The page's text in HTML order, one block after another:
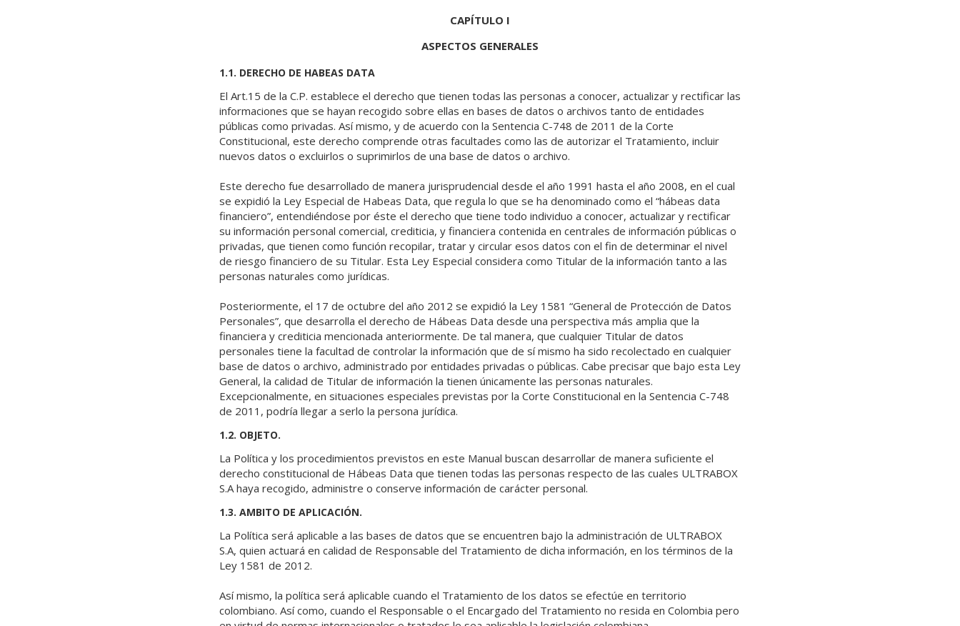
CAPÍTULO I
ASPECTOS GENERALES
1.1. DERECHO DE HABEAS DATA
El Art.15 de la C.P. establece el derecho que tienen todas las personas a conocer, actualizar y rectificar las
informaciones que se hayan recogido sobre ellas en bases de datos o archivos tanto de entidades
públicas como privadas. Así mismo, y de acuerdo con la Sentencia C-748 de 2011 de la Corte
Constitucional, este derecho comprende otras facultades como las de autorizar el Tratamiento, incluir
nuevos datos o excluirlos o suprimirlos de una base de datos o archivo.
Este derecho fue desarrollado de manera jurisprudencial desde el año 1991 hasta el año 2008, en el cual
se expidió la Ley Especial de Habeas Data, que regula lo que se ha denominado como el “hábeas data
financiero”, entendiéndose por éste el derecho que tiene todo individuo a conocer, actualizar y rectificar
su información personal comercial, crediticia, y financiera contenida en centrales de información públicas o
privadas, que tienen como función recopilar, tratar y circular esos datos con el fin de determinar el nivel
de riesgo financiero de su Titular. Esta Ley Especial considera como Titular de la información tanto a las
personas naturales como jurídicas.
Posteriormente, el 17 de octubre del año 2012 se expidió la Ley 1581 “General de Protección de Datos
Personales”, que desarrolla el derecho de Hábeas Data desde una perspectiva más amplia que la
financiera y crediticia mencionada anteriormente. De tal manera, que cualquier Titular de datos
personales tiene la facultad de controlar la información que de sí mismo ha sido recolectado en cualquier
base de datos o archivo, administrado por entidades privadas o públicas. Cabe precisar que bajo esta Ley
General, la calidad de Titular de información la tienen únicamente las personas naturales.
Excepcionalmente, en situaciones especiales previstas por la Corte Constitucional en la Sentencia C-748
de 2011, podría llegar a serlo la persona jurídica.
1.2. OBJETO.
La Política y los procedimientos previstos en este Manual buscan desarrollar de manera suficiente el
derecho constitucional de Hábeas Data que tienen todas las personas respecto de las cuales ULTRABOX
S.A haya recogido, administre o conserve información de carácter personal.
1.3. AMBITO DE APLICACIÓN.
La Política será aplicable a las bases de datos que se encuentren bajo la administración de ULTRABOX
S.A, quien actuará en calidad de Responsable del Tratamiento de dicha información, en los términos de la
Ley 1581 de 2012.
Así mismo, la política será aplicable cuando el Tratamiento de los datos se efectúe en territorio
colombiano. Así como, cuando el Responsable o el Encargado del Tratamiento no resida en Colombia pero